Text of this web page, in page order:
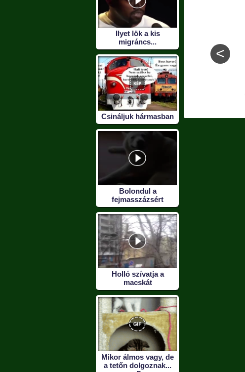
Ilyet lök a kis
migráncs...
Csináljuk hármasban
Bolondul a
fejmasszázsért
Holló szívatja a
macskát
Mikor álmos vagy, de
a tetőn dolgoznak...
<
Női fegyver Ne légy kishitű